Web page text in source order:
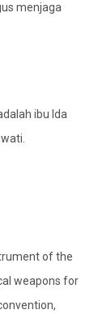
menjaga
ibu Ida
of the
weapons for